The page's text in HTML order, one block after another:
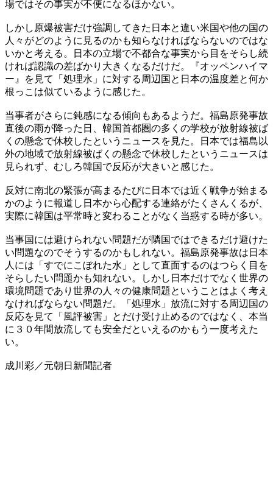
場ではその事実が不便になるほかない。
しかし原爆被害だけ強調してきた日本と違い米国や他の国の
人々がどのように見るのかも知らなければならないのではな
いかと考える。日本の立場で不都合な事実から目をそらし続
ければ認識の差ばかり大きくなるだけだ。『オッペンハイマ
ー』を見て「処理水」に対する周辺国と日本の温度差と何か
根っこは似ているように感じた。
当事者がさらに鈍感になる傾向もあるようだ。福島原発事故
直後の雨が降った日、韓国首都圏の多くの学校が放射線被ば
くの懸念で休校したというニュースを見た。日本では福島以
外の地域で放射線被ばくの懸念で休校したというニュースは
見られず、むしろ韓国で反応が大きいと感じた。
反対に南北の緊張が高まるたびに日本では近く戦争が始まる
かのように報道し日本から心配する連絡がたくさんくるが、
実際に韓国は平常時と変わることがなく当惑する時が多い。
当事国には避けられない問題だが隣国ではできるだけ避けた
い問題なのでそうするのかもしれない。福島原発事故は日本
人には「すでにこぼれた水」として直面するのはつらく目を
そらしたい問題かも知れない。しかし日本だけでなく世界の
環境問題であり世界の人々の健康問題ということはよく考え
なければならない問題だ。「処理水」放流に対する周辺国の
反応を見て「風評被害」とだけ受け止めるのではなく、本当
に３０年間放流しても安全だといえるのかもう一度考えた
い。
成川彩／元朝日新聞記者